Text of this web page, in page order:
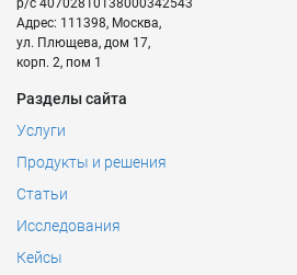
р/с 40702810138000342543
Адрес: 111398, Москва,
ул. Плющева, дом 17,
корп. 2, пом 1
Разделы сайта
Услуги
Продукты и решения
Статьи
Исследования
Кейсы